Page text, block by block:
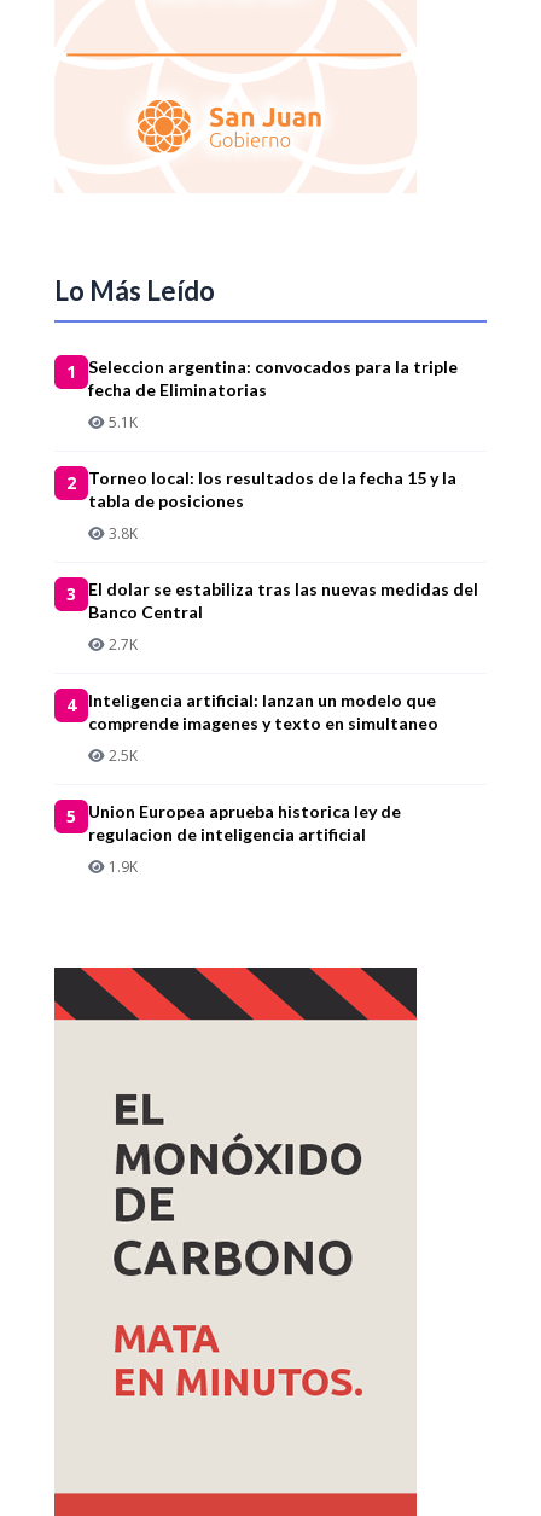
Lo Más Leído
1
Seleccion argentina: convocados para la triple
fecha de Eliminatorias
5.1K
2
Torneo local: los resultados de la fecha 15 y la
tabla de posiciones
3.8K
3
El dolar se estabiliza tras las nuevas medidas del
Banco Central
2.7K
4
Inteligencia artificial: lanzan un modelo que
comprende imagenes y texto en simultaneo
2.5K
5
Union Europea aprueba historica ley de
regulacion de inteligencia artificial
1.9K